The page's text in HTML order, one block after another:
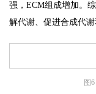
强，ECM组成增加。
解代谢、促进合成代
图